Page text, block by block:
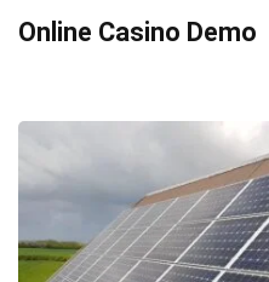
Online Casino Demo